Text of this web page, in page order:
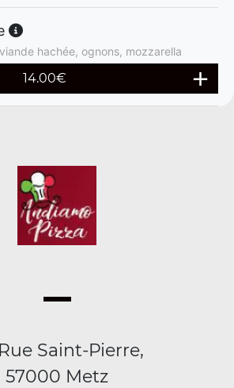
hachée, ognons, mozzarella
14.00€
Saint-Pierre,
57000 Metz